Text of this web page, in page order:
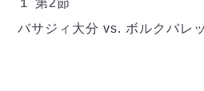
ヴィンセドール白山
バサジィ大分 vs. ボルクバレ